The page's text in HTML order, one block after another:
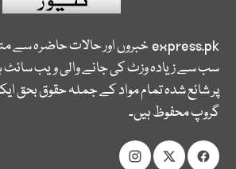
express.pkخبروں اور حالات حاضرہ سے
سب سے زیادہ وزٹ کی جانے والی ویب
پر شائع شدہ تمام مواد کے جملہ حقوق بحق
گروپ محفوظ ہیں۔